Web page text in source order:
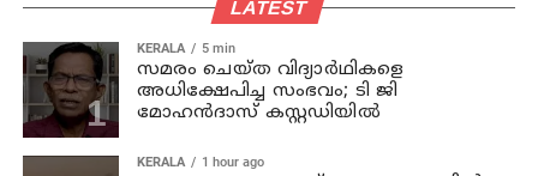
LATEST
KERALA 5 min
സമരം ചെയ്ത വിദ്യാര്‍ഥികളെ
അധിക്ഷേപിച്ച സംഭവം; ടി ജി
മോഹന്‍ദാസ് കസ്റ്റഡിയിൽ
KERALA 1 hour ago